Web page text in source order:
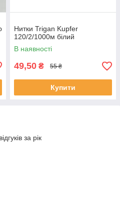
Нитки Trigan Kupfer
120/2/1000м білий
В наявності
49,50 ₴ 55 ₴
Купити
за рік